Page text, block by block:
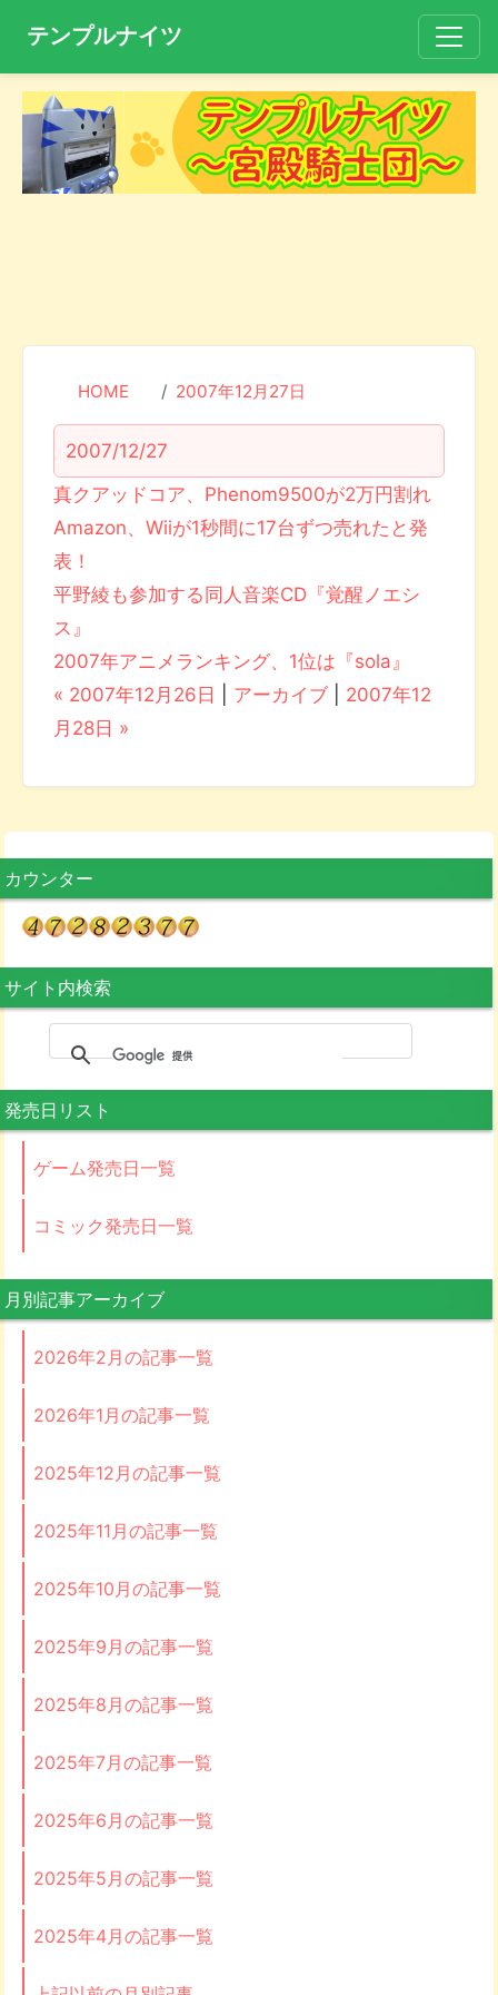
テンプルナイツ
HOME 2007年12月27日
2007/12/27
真クアッドコア、Phenom9500が2万円割れ
Amazon、Wiiが1秒間に17台ずつ売れたと発
表！
平野綾も参加する同人音楽CD『覚醒ノエシ
ス』
2007年アニメランキング、1位は『sola』
« 2007年12月26日
アーカイブ
2007年12
月28日 »
カウンター
サイト内検索
発売日リスト
ゲーム発売日一覧
コミック発売日一覧
月別記事アーカイブ
2026年2月の記事一覧
2026年1月の記事一覧
2025年12月の記事一覧
2025年11月の記事一覧
2025年10月の記事一覧
2025年9月の記事一覧
2025年8月の記事一覧
2025年7月の記事一覧
2025年6月の記事一覧
2025年5月の記事一覧
2025年4月の記事一覧